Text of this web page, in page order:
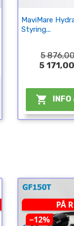
MaviMare
Styring...
5
5

PÅ
−12%